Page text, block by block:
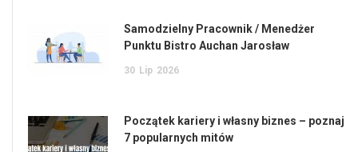
Samodzielny Pracownik / Menedżer
Punktu Bistro Auchan Jarosław
30 Lip 2026
Początek kariery i własny biznes – poznaj
7 popularnych mitów